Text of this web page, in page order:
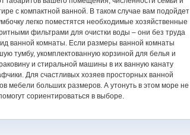
с компактной ванной. В таком случае вам подойдет
легко поместятся необходимые хозяйственные
фильтрами для очистки воды – они без труда
ванной комнаты. Если размеры ванной комнаты
тумбу, укомплектованную корзиной для белья и
и стиральной машины в их ванную канату
Для счастливых хозяев просторных ванной
мебели больших размеров. А утонуть в этом море не
сориентироваться в выборе.